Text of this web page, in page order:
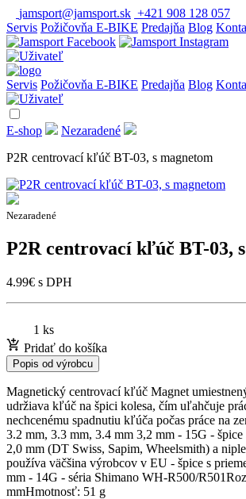
jamsport@jamsport.sk +421 908 128 057
Servis Požičovňa E-BIKE Predajňa Blog
Servis Požičovňa E-BIKE Predajňa Blog
E-shop
Nezaradené
P2R centrovací kľúč BT-03, s magnetom
Nezaradené
P2R centrovací kľúč BT-03,
4.99€ s DPH
1 ks
Pridať do košíka
Popis od výrobcu
Magnetický centrovací kľúč Magnet
udržiava kľúč na špici kolesa, čím uľahčuje
nechcenému spadnutiu kľúča počas práce na
3.2 mm, 3.3 mm, 3.4 mm 3,2 mm - 15G -
2,0 mm (DT Swiss, Sapim, Wheelsmith) a
používa väčšina výrobcov v EU - špice s
mm - 14G - séria Shimano WH-R500/
mmHmotnosť: 51 g